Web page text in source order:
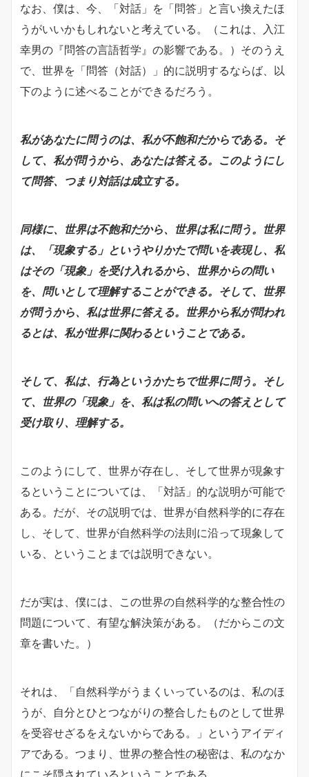
なお、僕は、今、「対話」を「問答」と言い換えたほ
うがいいかもしれないと考えている。（これは、入江
幸男の『問答の言語哲学』の影響である。）そのうえ
で、世界を「問答（対話）」的に説明するならば、以
下のように述べることができるだろう。
私があなたに問うのは、私が不飽和だからである。そ
して、私が問うから、あなたは答える。このようにし
て問答、つまり対話は成立する。
同様に、世界は不飽和だから、世界は私に問う。世界
は、「現象する」というやりかたで問いを表現し、私
はその「現象」を受け入れるから、世界からの問い
を、問いとして理解することができる。そして、世界
が問うから、私は世界に答える。世界から私が問われ
るとは、私が世界に関わるということである。
そして、私は、行為というかたちで世界に問う。そし
て、世界の「現象」を、私は私の問いへの答えとして
受け取り、理解する。
このようにして、世界が存在し、そして世界が現象す
るということについては、「対話」的な説明が可能で
ある。だが、その説明では、世界が自然科学的に存在
し、そして、世界が自然科学の法則に沿って現象して
いる、ということまでは説明できない。
だが実は、僕には、この世界の自然科学的な整合性の
問題について、有望な解決策がある。（だからこの文
章を書いた。）
それは、「自然科学がうまくいっているのは、私のほ
うが、自分とひとつながりの整合したものとして世界
を受容せざるをえないからである。」というアイディ
アである。つまり、世界の整合性の秘密は、私のなか
にこそ隠されているということである。